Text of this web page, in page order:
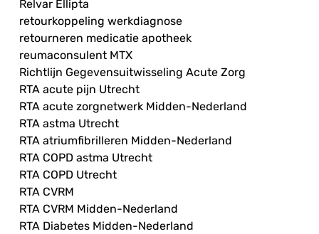
Relvar Ellipta
retourkoppeling werkdiagnose
retourneren medicatie apotheek
reumaconsulent MTX
Richtlijn Gegevensuitwisseling Acute Zorg
RTA acute pijn Utrecht
RTA acute zorgnetwerk Midden-Nederland
RTA astma Utrecht
RTA atriumfibrilleren Midden-Nederland
RTA COPD astma Utrecht
RTA COPD Utrecht
RTA CVRM
RTA CVRM Midden-Nederland
RTA Diabetes Midden-Nederland